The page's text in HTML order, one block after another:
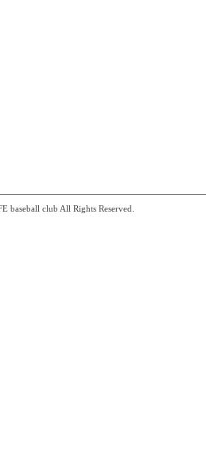
baseball club All Rights Reserved.